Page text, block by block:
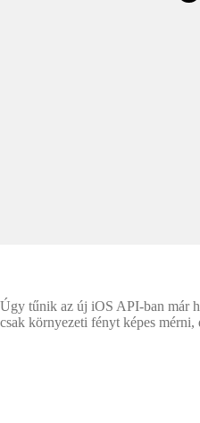
Úgy tűnik az új iOS API-ban már
csak környezeti fényt képes